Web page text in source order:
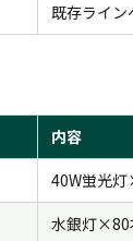
既存ライン
内容
40W蛍光
水銀灯×80